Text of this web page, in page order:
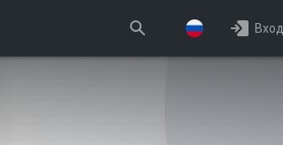
Вход